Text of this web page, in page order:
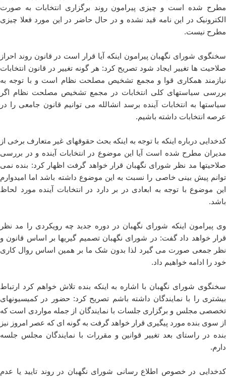
مطرح شده است و چیزی پیرامون روند برگزاری انتخابات به صورت
الکترونیک در این نامه قید نشده و در حال حاضر در این مورد فعلا چیزی
مطرح نیست.
سخنگوی شورای نگهبان پیرامون اینکه آیا قرار است در قانون روند احراز
صلاحیت ها تغییر ایجاد شود تصریح کرد: هر گونه تغییر در قانون انتخابات
نیازمند همکاری قوا و مجمع تشخیص مصلحت نظام است و با توجه به
بررسی سیاستهای کلی انتخابات در مجمع تشخیص مصلحت نظام اگر
سیاستها به انتخابات آینده برسد انشالله می توانیم قانون جامعی را در
عرصه انتخابات داشته باشیم.
کدخدایی درباره اینکه با توجه به اینکه بحث حقوقهای غیر متعارف برخی از
مدیران مطرح شده است آیا این موضوع در انتخابات آینده و در بررسی
صلاحیتها مد نظر شورای نگهبان قرار خواهد گرفت اظهار کرد: بنده نمی
توانم پیش بینی خاصی را نسبت به این موضوع داشته باشد اما امیدوارم
این موضوع با توجه به ابعادی در بر دارد در انتخابات آینده مورد لحاظ
باشد.
وی پیرامون اینکه شورای نگهبان در دوره جدید چه رویکردی را مد نظر
قرار خواهد داد گفت: در شورای نگهبان تصمیم گیریها بر اساس قانون و
نظر جمعی صورت می گیرد لذا بدون شک ما بر همین اساس روال کاری
خود را ادامه خواهیم داد.
سخنگوی شورای نگهبان با اشاره به اینکه بنده تلاش خواهم کرد ارتباط
بیشتری را با نمایندگان داشته باشم تصریح کرد: حضور در کمیسیونهای
تخصصی مجلس و برگزاری جلسات با نمایندگان از جمله مواردی است که
از سوی بنده مورد پیگیری قرار خواهد گرفت به گونه ای که عصر امروز نیز
بنده در راستای بعد تغییر قوانین و مقررات با نمایندگان مجلس جلسه
دارم.
کدخدایی در خصوص اطلاع رسانی شورای نگهبان در روند تایید یا عدم